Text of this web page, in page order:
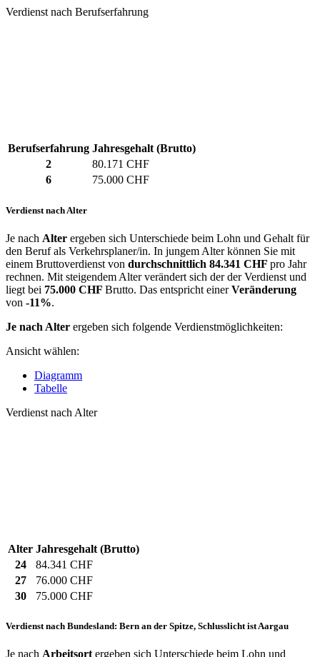
Verdienst nach Berufserfahrung
Berufserfahrung Jahresgehalt (Brutto)
2
80.171 CHF
6
75.000 CHF
Verdienst nach Alter
Je nach Alter ergeben sich Unterschiede beim Lohn und Gehalt für
den Beruf als Verkehrsplaner/in. In jungem Alter können Sie mit
einem Bruttoverdienst von durchschnittlich 84.341 CHF pro Jahr
rechnen. Mit steigendem Alter verändert sich der der Verdienst und
liegt bei 75.000 CHF Brutto. Das entspricht einerVeränderung
von -11%.
Je nach Alter ergeben sich folgende Verdienstmöglichkeiten:
Ansicht wählen:
Diagramm
Tabelle
Verdienst nach Alter
Alter Jahresgehalt (Brutto)
24
84.341 CHF
27
76.000 CHF
30
75.000 CHF
Verdienst nach Bundesland: Bern an der Spitze, Schlusslicht ist Aargau
Je nach Arbeitsort ergeben sich Unterschiede beim Lohn und